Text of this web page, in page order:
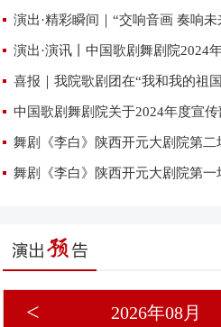
演出·演讯丨中国歌剧舞剧院2024
舞剧《李白》陕西开元大剧院第二
舞剧《李白》陕西开元大剧院第一
2026年08月
<